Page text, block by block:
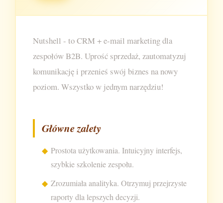
Nutshell - to CRM + e-mail marketing dla
zespołów B2B. Uprość sprzedaż, zautomatyzuj
komunikację i przenieś swój biznes na nowy
poziom. Wszystko w jednym narzędziu!
Główne zalety
Prostota użytkowania. Intuicyjny interfejs,
szybkie szkolenie zespołu.
Zrozumiała analityka. Otrzymuj przejrzyste
raporty dla lepszych decyzji.